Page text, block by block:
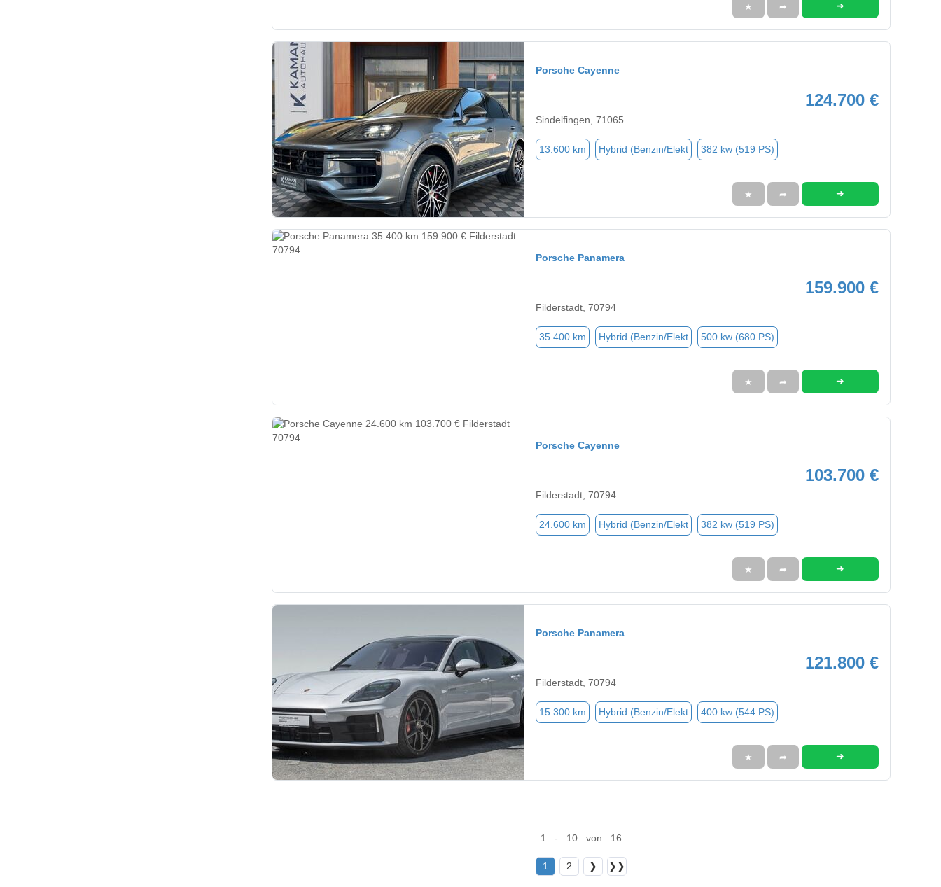
★ ➦ ➜
Porsche Cayenne
124.700 €
Sindelfingen, 71065
13.600 km Hybrid (Benzin/Elekt 382 kw (519 PS)
★ ➦ ➜
Porsche Panamera
159.900 €
Filderstadt, 70794
35.400 km Hybrid (Benzin/Elekt 500 kw (680 PS)
★ ➦ ➜
Porsche Cayenne
103.700 €
Filderstadt, 70794
24.600 km Hybrid (Benzin/Elekt 382 kw (519 PS)
★ ➦ ➜
Porsche Panamera
121.800 €
Filderstadt, 70794
15.300 km Hybrid (Benzin/Elekt 400 kw (544 PS)
★ ➦ ➜
1 - 10 von 16
1 2 ❯ ❯❯